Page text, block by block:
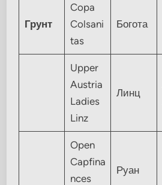
Грунт
Copa
Colsani
tas
Богота
Upper
Austria
Ladies
Linz
Линц
Open
Capfina
nces
Руан